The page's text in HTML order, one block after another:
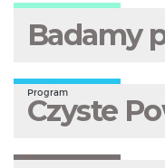
Badamy
Program
Czyste